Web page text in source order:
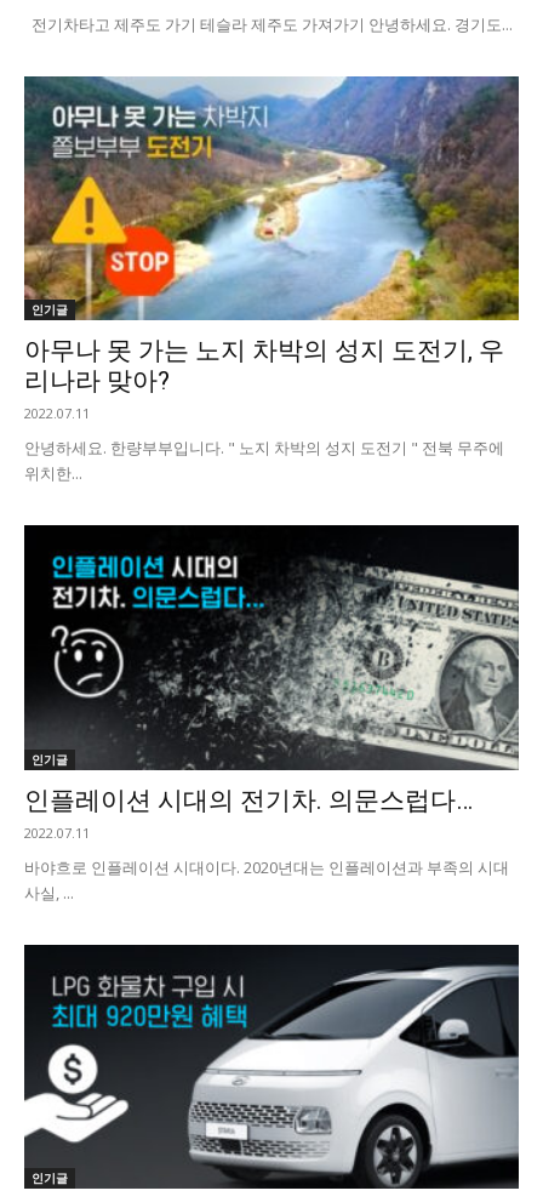
전기차타고 제주도 가기 테슬라 제주도 가져가기 안녕하세요. 경기도...
인기글
아무나 못 가는 노지 차박의 성지 도전기, 우
리나라 맞아?
2022.07.11
안녕하세요. 한량부부입니다. " 노지 차박의 성지 도전기 " 전북 무주에
위치한...
인기글
인플레이션 시대의 전기차. 의문스럽다…
2022.07.11
바야흐로 인플레이션 시대이다. 2020년대는 인플레이션과 부족의 시대
사실, ...
인기글